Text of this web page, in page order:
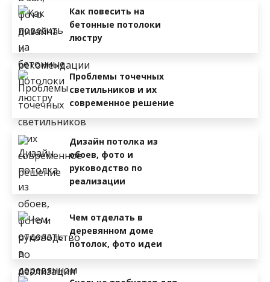
Как повесить на
бетонные потолоки
люстру
Проблемы точечных
светильников и их
современное решение
Дизайн потолка из
обоев, фото и
руководство по
реализации
Чем отделать в
деревянном доме
потолок, фото идеи